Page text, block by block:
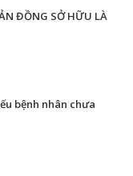
ĐỒNG SỞ HỮU LÀ
bệnh nhân chưa